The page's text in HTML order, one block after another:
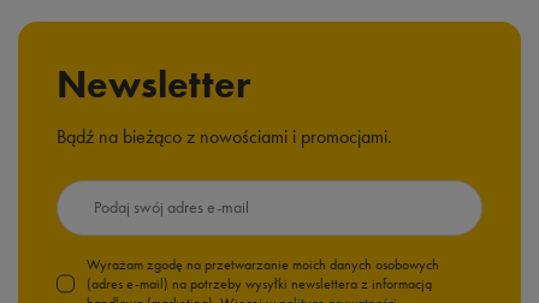
Newsletter
Bądź na bieżąco z nowościami i promocjami.
Podaj swój adres e-mail
Wyrażam zgodę na przetwarzanie moich danych osobowych
(adres e-mail) na potrzeby wysyłki newslettera z informacją